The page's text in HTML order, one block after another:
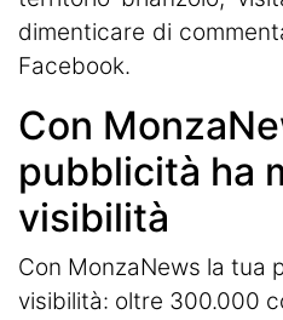
dimenticare di
Facebook.
Con
pubblicità ha
visibilità
Con MonzaNews la tua
visibilità: oltre 300.000